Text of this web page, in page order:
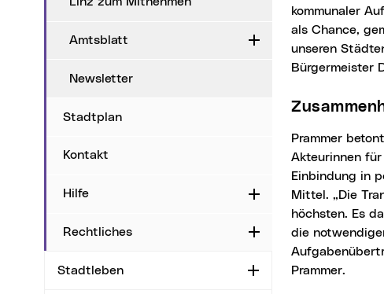
Amtsblatt Aufklappen
Newsletter
Stadtplan
Kontakt
Hilfe Aufklappen
Rechtliches Aufklappen
Stadtleben Aufklappen
kommunaler
als Chance,
unseren
Bürgermeister
Prammer betonte in seiner Antrittsrede die Rolle der Städte und Gemeinden als zentrale
Akteurinnen
Einbindung in
Mittel. „Die
höchsten. Es
die
Prammer.